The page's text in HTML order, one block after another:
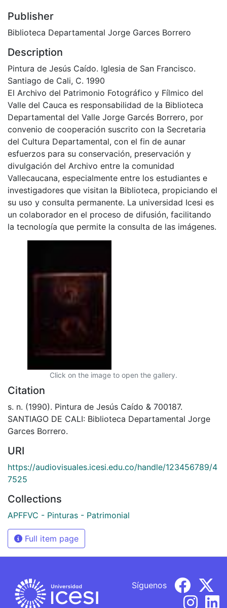
Publisher
Biblioteca Departamental Jorge Garces Borrero
Description
Pintura de Jesús Caído. Iglesia de San Francisco.
Santiago de Cali, C. 1990
El Archivo del Patrimonio Fotográfico y Fílmico del
Valle del Cauca es responsabilidad de la Biblioteca
Departamental del Valle Jorge Garcés Borrero, por
convenio de cooperación suscrito con la Secretaria
del Cultura Departamental, con el fin de aunar
esfuerzos para su conservación, preservación y
divulgación del Archivo entre la comunidad
Vallecaucana, especialmente entre los estudiantes e
investigadores que visitan la Biblioteca, propiciando el
su uso y consulta permanente. La universidad Icesi es
un colaborador en el proceso de difusión, facilitando
la tecnología que permite la consulta de las imágenes.
Click on the image to open the gallery.
Citation
s. n. (1990). Pintura de Jesús Caído & 700187.
SANTIAGO DE CALI: Biblioteca Departamental Jorge
Garces Borrero.
URI
https://audiovisuales.icesi.edu.co/handle/123456789/4
7525
Collections
APFFVC - Pinturas - Patrimonial
Full item page
Síguenos